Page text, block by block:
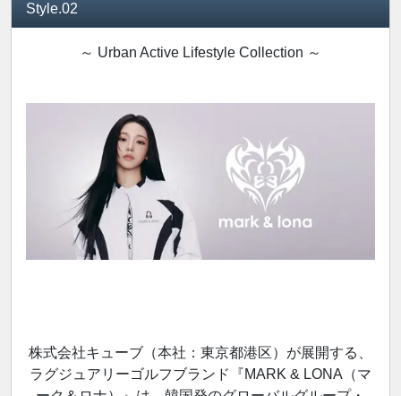
Style.02
～ Urban Active Lifestyle Collection ～
株式会社キューブ（本社：東京都港区）が展開する、
ラグジュアリーゴルフブランド『MARK & LONA（マ